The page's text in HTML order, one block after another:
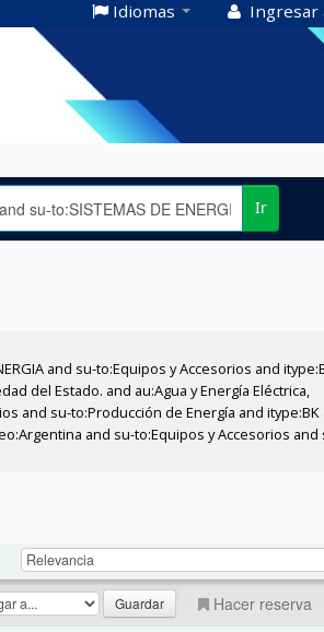
Idiomas Ingresar
Ir
and su-to:Equipos y Accesorios and
del Estado. and au:Agua y Energía Eléctrica,
and su-to:Producción de Energía and itype:BK
and su-to:Equipos y Accesorios and
Hacer reserva